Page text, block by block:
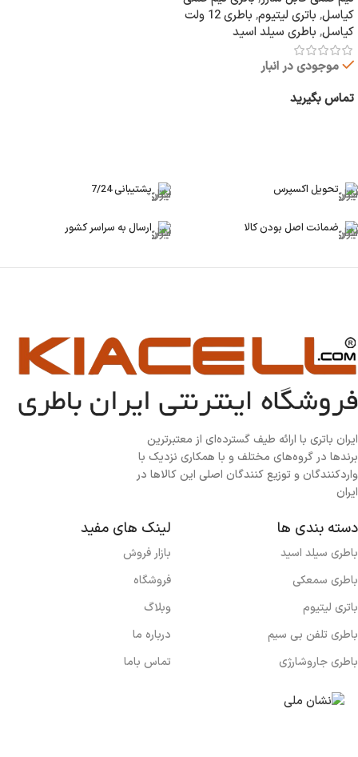
کیاسل, باتری لیتیوم,
باطری 12 ولت
کیاسل, باطری سیلد اسید
موجودی در انبار
تماس بگیرید
تحویل اکسپرس پشتیبانی 7/24
ضمانت اصل بودن کالا ارسال به سراسر کشور
ایران باتری با ارائه طیف گسترده‏‌ای از معتبرترین
برندها در گروه‌‏های مختلف و با همکاری نزدیک با
وارد‏کنندگان و توزیع‏ کنندگان اصلی این کالاها در
ایران
دسته بندی ها
باطری سیلد اسید
باطری سمعکی
باتری لیتیوم
باطری تلفن بی سیم
باطری جاروشارژی
لینک های مفید
بازار فروش
فروشگاه
وبلاگ
درباره ما
تماس باما